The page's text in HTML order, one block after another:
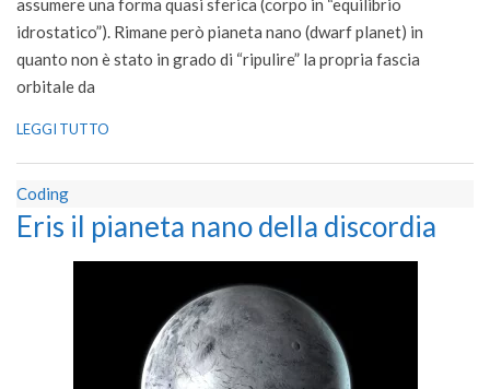
assumere una forma quasi sferica (corpo in “equilibrio
idrostatico”). Rimane però pianeta nano (dwarf planet) in
quanto non è stato in grado di “ripulire” la propria fascia
orbitale da
LEGGI TUTTO
Coding
Eris il pianeta nano della discordia